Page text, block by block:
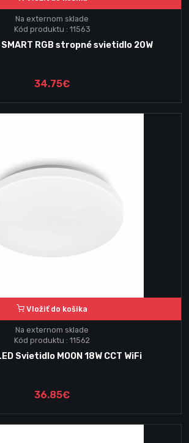
Na externom sklade
Kód produktu : 11563
SMART RGB stropné svietidlo 20W
34.75€
Vložiť do košika
Na externom sklade
Kód produktu : 11562
Svietidlo MOON 18W CCT WiFi
36.85€